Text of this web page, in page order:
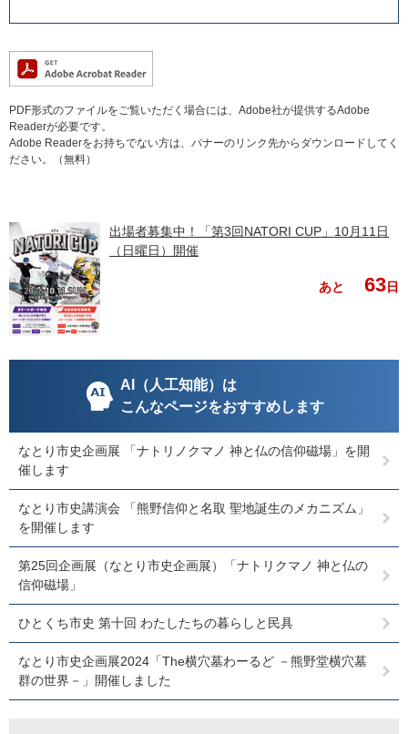
PDF形式のファイルをご覧いただく場合には、Adobe社が提供するAdobe
Readerが必要です。
Adobe Readerをお持ちでない方は、バナーのリンク先からダウンロードしてく
ださい。（無料）
出場者募集中！「第3回NATORI CUP」10月11日
（日曜日）開催
あと 63日
AI（人工知能）は
こんなページをおすすめします
なとり市史企画展 「ナトリノクマノ 神と仏の信仰磁場」を開
催します
なとり市史講演会 「熊野信仰と名取 聖地誕生のメカニズム」
を開催します
第25回企画展（なとり市史企画展）「ナトリクマノ 神と仏の
信仰磁場」
ひとくち市史 第十回 わたしたちの暮らしと民具
なとり市史企画展2024「The横穴墓わーるど －熊野堂横穴墓
群の世界－」開催しました